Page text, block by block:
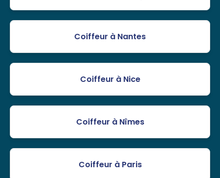
Coiffeur à Nantes
Coiffeur à Nice
Coiffeur à Nîmes
Coiffeur à Paris